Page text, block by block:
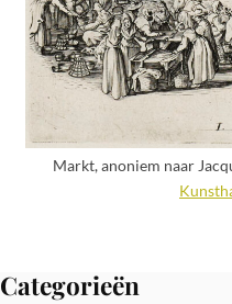
Markt, anoniem naar
Categorieën